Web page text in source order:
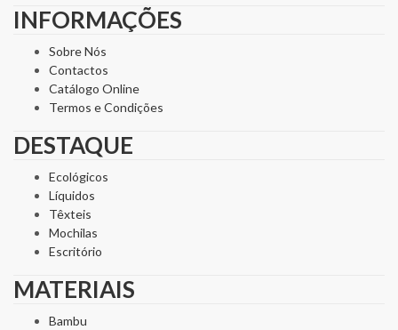
INFORMAÇÕES
Sobre Nós
Contactos
Catálogo Online
Termos e Condições
DESTAQUE
Ecológicos
Líquidos
Têxteis
Mochilas
Escritório
MATERIAIS
Bambu